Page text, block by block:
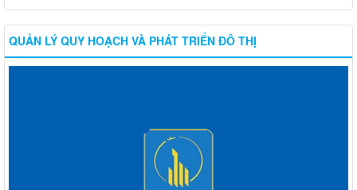
QUẢN LÝ QUY HOẠCH VÀ PHÁT TRIỂN ĐÔ THỊ